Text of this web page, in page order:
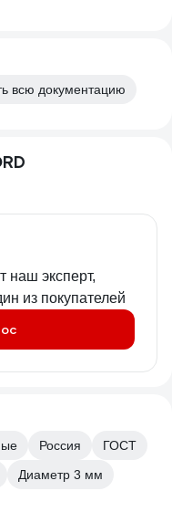
всю документацию
наш эксперт,
из покупателей
Россия
ГОСТ
Диаметр 3 мм